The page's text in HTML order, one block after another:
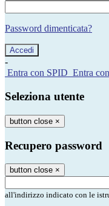
Password dimenticata?
-
Entra con SPID Entra
Seleziona utente
button close ×
Recupero password
button close ×
all'indirizzo indicato con le